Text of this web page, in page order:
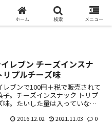
レブン チーズインスナ
リプルチーズ味
レブンで100円＋税で販売されて
子。チーズインスナック トリプ
味。たいした量は入っていない
も100円とは思えない濃厚さ。塩
2016.12.02 2021.11.03 0
ホーム 検索 メニュー